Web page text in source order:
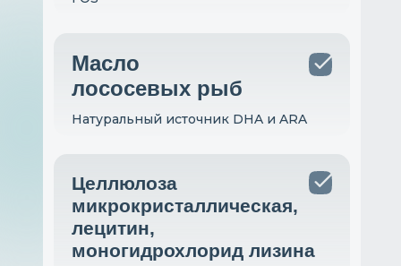
Масло
лососевых рыб
Натуральный источник DHA и ARA
Целлюлоза
микрокристаллическая,
лецитин,
моногидрохлорид лизина